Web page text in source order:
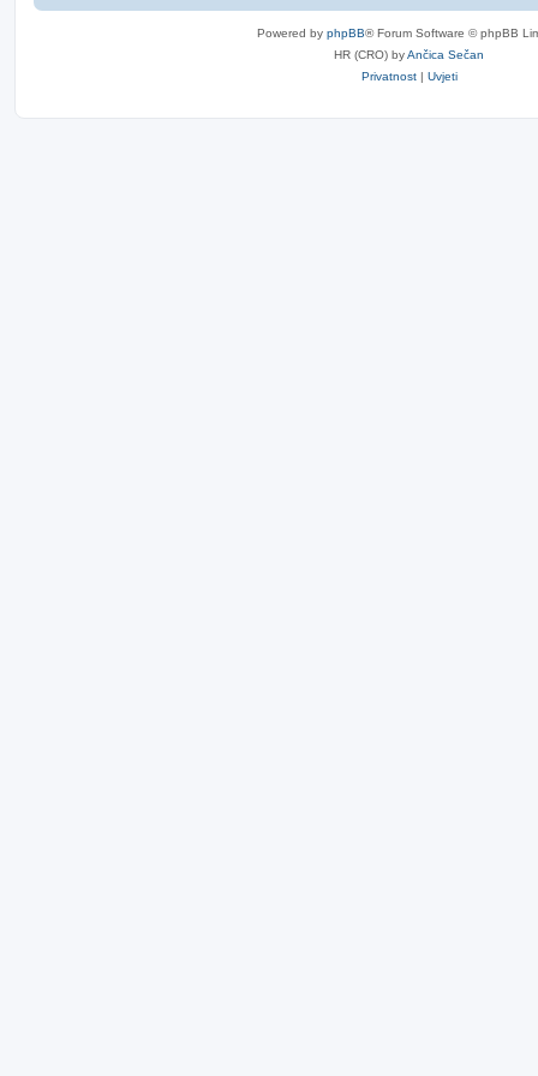
Powered by phpBB® Forum Software © phpBB
HR (CRO) byAnčica Sečan
Privatnost | Uvjeti